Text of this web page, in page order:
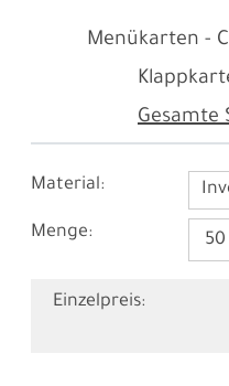
Menükarten -
Gesamte
Material:
Menge:
Einzelpreis: